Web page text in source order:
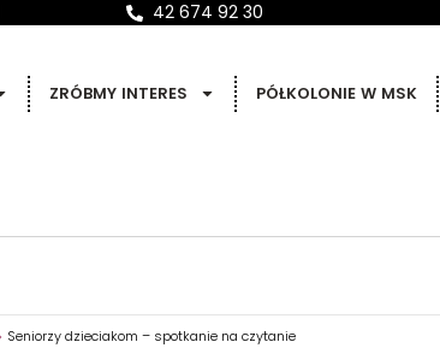
42 674 92 30
ZRÓBMY INTERES PÓŁKOLONIE W MSK
Seniorzy dzieciakom – spotkanie na czytanie